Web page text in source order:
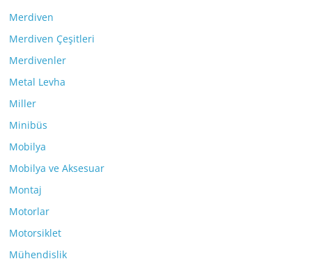
Merdiven
Merdiven Çeşitleri
Merdivenler
Metal Levha
Miller
Minibüs
Mobilya
Mobilya ve Aksesuar
Montaj
Motorlar
Motorsiklet
Mühendislik